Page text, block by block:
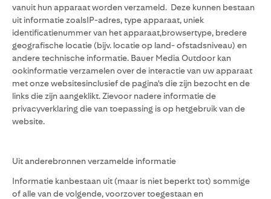
vanuit hun apparaat worden verzameld. Deze kunnen bestaan
uit informatie zoalsIP-adres, type apparaat, uniek
identificatienummer van het apparaat,browsertype, bredere
geografische locatie (bijv. locatie op land- ofstadsniveau) en
andere technische informatie. Bauer Media Outdoor kan
ookinformatie verzamelen over de interactie van uw apparaat
met onze websitesinclusief de pagina's die zijn bezocht en de
links die zijn aangeklikt. Zievoor nadere informatie de
privacyverklaring die van toepassing is op hetgebruik van de
website.
Uit anderebronnen verzamelde informatie
Informatie kanbestaan uit (maar is niet beperkt tot) sommige
of alle van de volgende, voorzover toegestaan en